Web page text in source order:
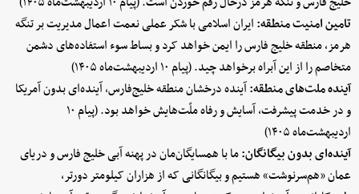
تامین امنیت منطقه:ایران اسلامی با شکر عملی نعمت اعمال مدیریت بر تنگه
هرمز، منطقه‌ خلیج فارس را ایمن خواهد کرد و بساط سوء استفاده‌های دشمن
متخاصم را از این آبراه برخواهد چید. (پیام ۱۰ اردیبهشت‌ماه ۱۴۰۵)
آینده ملت‌های منطقه:آینده‌ درخشان منطقه‌ خلیج‌فارس، آینده‌ای بدون آمریکا
و در خدمت پیشرفت، آسایش و رفاه ملّت‌هایش خواهد بود. (پیام ۱۰
اردیبهشت‌ماه ۱۴۰۵)
آینده‌ای بدون بیگانگان:ما با همسایگان‌مان در پهنه‌ آبی خلیج فارس و دریای
عمان «هم‌سرنوشت» هستیم و بیگانگانی که از هزاران کیلومتر دورتر،